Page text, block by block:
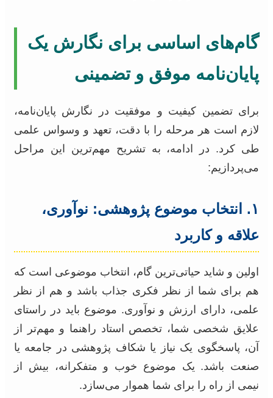
گام‌های اساسی برای نگارش یک
پایان‌نامه موفق و تضمینی
برای تضمین کیفیت و موفقیت در نگارش پایان‌نامه،
لازم است هر مرحله را با دقت، تعهد و وسواس علمی
طی کرد. در ادامه، به تشریح مهم‌ترین این مراحل
می‌پردازیم:
۱. انتخاب موضوع پژوهشی: نوآوری،
علاقه و کاربرد
اولین و شاید حیاتی‌ترین گام، انتخاب موضوعی است که
هم برای شما از نظر فکری جذاب باشد و هم از نظر
علمی، دارای ارزش و نوآوری. موضوع باید در راستای
علایق شخصی شما، تخصص استاد راهنما و مهم‌تر از
آن، پاسخگوی یک نیاز یا شکاف پژوهشی در جامعه یا
صنعت باشد. یک موضوع خوب و متفکرانه، بیش از
نیمی از راه را برای شما هموار می‌سازد.